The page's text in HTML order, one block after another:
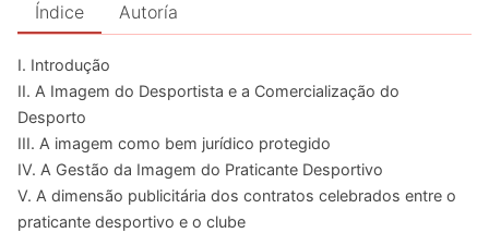
Índice Autoría
I. Introdução
II. A Imagem do Desportista e a Comercialização do
Desporto
III. A imagem como bem jurídico protegido
IV. A Gestão da Imagem do Praticante Desportivo
V. A dimensão publicitária dos contratos celebrados entre o
praticante desportivo e o clube